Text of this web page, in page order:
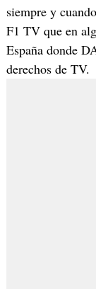
siempre y
F1 TV que en
España donde
derechos de TV.